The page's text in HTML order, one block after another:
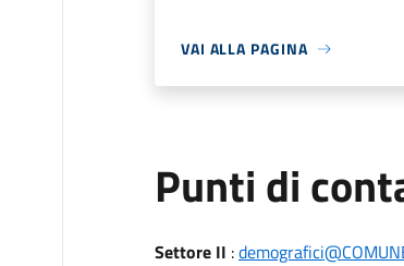
VAI ALLA PAGINA
Punti di
Settore II :